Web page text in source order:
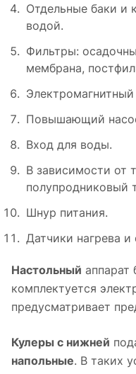
Отдельные баки и
водой.
Фильтры:
мембрана,
Повышающий
Вход для воды.
В зависимости от
полупродниковый
Шнур питания.
Датчики нагрева
Настольный аппарат
комплектуется
предусматривает
Кулеры с нижней
напольные. В таких